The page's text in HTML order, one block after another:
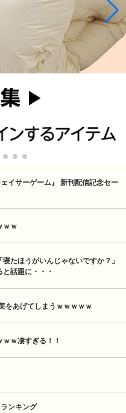
イサーゲーム』 新刊配信記念セー
ｗｗ
たほうがいんじゃないですか？」
話題に・・・
をあげてしまうｗｗｗｗｗ
ｗ凄すぎる！！
ンキング